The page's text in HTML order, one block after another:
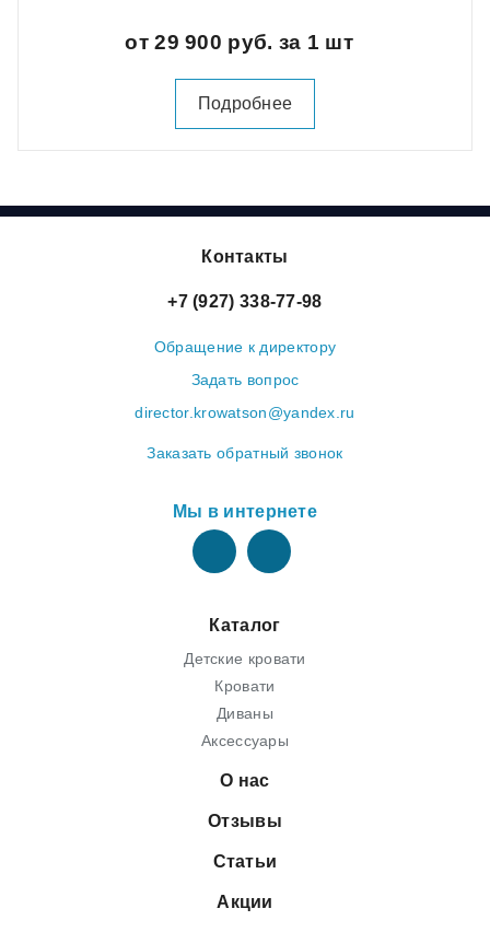
от 29 900 руб. за 1 шт
Подробнее
Контакты
+7 (927) 338-77-98
Обращение к директору
Задать вопрос
director.krowatson@yandex.ru
Заказать обратный звонок
Мы в интернете
Каталог
Детские кровати
Кровати
Диваны
Аксессуары
О нас
Отзывы
Статьи
Акции